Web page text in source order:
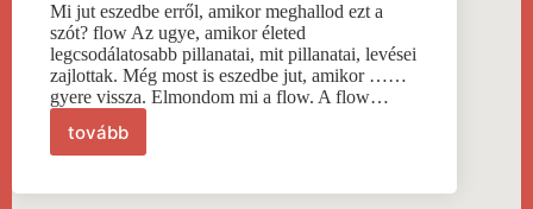
Mi jut eszedbe erről, amikor meghallod ezt a
szót? flow Az ugye, amikor életed
legcsodálatosabb pillanatai, mit pillanatai, levései
zajlottak. Még most is eszedbe jut, amikor ……
gyere vissza. Elmondom mi a flow. A flow…
tovább
flow